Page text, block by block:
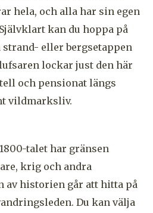
hela, och alla har sin egen
kan du hoppa på
strand- eller bergsetappen
lockar just den här
och pensionat längs
vildmarksliv.
talet har gränsen
krig och andra
av historien går att hitta på
Du kan välja